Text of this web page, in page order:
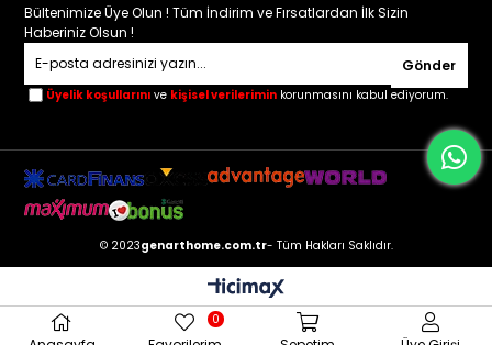
Bültenimize Üye Olun ! Tüm İndirim ve Fırsatlardan İlk Sizin
Haberiniz Olsun !
Gönder
Üyelik koşullarını ve kişisel verilerimin korunmasını kabul ediyorum.
© 2023genarthome.com.tr- Tüm Hakları Saklıdır.
0